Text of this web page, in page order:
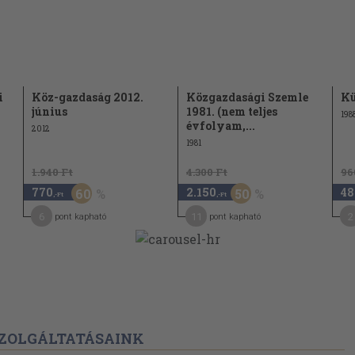
reformjának
stratégia
241
Köz-gazdaság 2012.
június
2012
1.940 Ft
770 ,-Ft 60
pont kapható
Közgazdasági Szemle
1981. (nem teljes
évfolyam,...
1981
4.300 Ft
2.150 ,-Ft 50
pont kapható